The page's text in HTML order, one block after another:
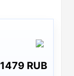
1479 RUB